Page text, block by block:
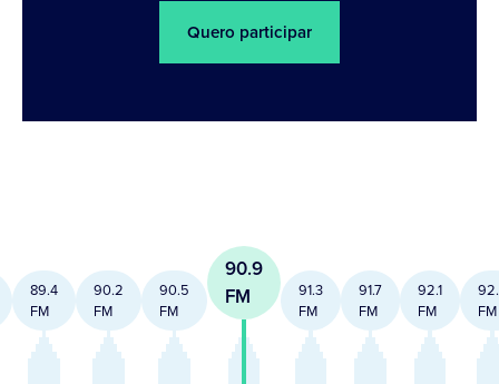
Quero participar
89.4
FM
90.2
FM
90.5
FM
90.9
FM
91.3
FM
91.7
FM
92.1
FM
FM